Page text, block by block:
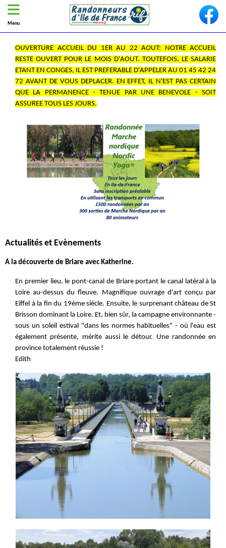
Menu
OUVERTURE ACCUEIL DU 1ER AU 22 AOUT: NOTRE ACCUEIL
RESTE OUVERT POUR LE MOIS D'AOUT. TOUTEFOIS, LE SALARIE
ETANT EN CONGES, IL EST PREFERABLE D'APPELER AU 01 45 42 24
72 AVANT DE VOUS DEPLACER. EN EFFET, IL N'EST PAS CERTAIN
QUE LA PERMANENCE - TENUE PAR UNE BENEVOLE - SOIT
ASSUREE TOUS LES JOURS.
Actualités et Evènements
A la découverte de Briare avec Katherine.
En premier lieu, le pont-canal de Briare portant le canal latéral à la
Loire au-dessus du fleuve. Magnifique ouvrage d'art conçu par
Eiffel à la fin du 19ème siècle. Ensuite, le surprenant château de St
Brisson dominant la Loire. Et, bien sûr, la campagne environnante -
sous un soleil estival "dans les normes habituelles" - où l'eau est
également présente, mérite aussi le détour. Une randonnée en
province totalement réussie !
Edith